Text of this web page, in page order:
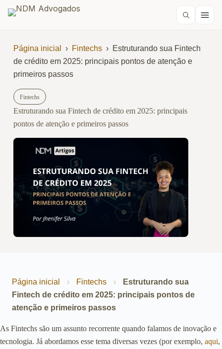
Página inicial › Fintechs › Estruturando sua Fintech
de crédito em 2025: principais pontos de atenção e
primeiros passos
Fintechs
Estruturando sua Fintech de crédito em 2025: principais
pontos de atenção e primeiros passos
Página inicial › Fintechs ›
Estruturando sua
Fintech de crédito em 2025: principais pontos de
atenção e primeiros passos
As Fintechs são um assunto recorrente quando falamos de inovação e
tecnologia. Já abordamos esse tema diversas vezes (por exemplo, aqui,